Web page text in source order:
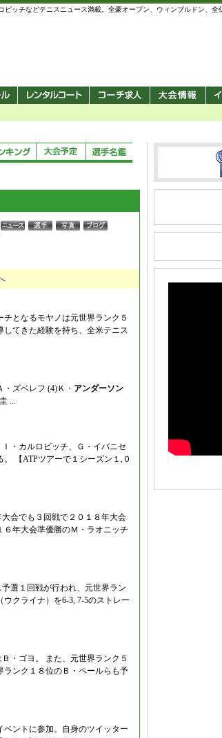
ッチなどテニスニュース満載。全豪オープン、ウィンブルドン、全
となるモヤノは元世界ランク５
てきた経験を持ち、全米テニス
ズベレフ (4)Ｋ・ アンダーソン
...
・カルロビッチ、Ｇ・イバニセ
【ATPツアーで１シーズン１,０
会でも３回戦で２０１８年大会
年大会準優勝のＭ・ラオニッチ
選１回戦が行われ、元世界ラン
クライナ）を6-3, 7-5のストレー
・ゴヨ。 また、元世界ランク５
ンク１８位のＢ・ペールらも予
ントに参加。自身のツイッター